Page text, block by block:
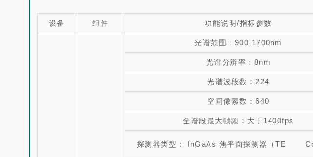
设备 组件 功能说明/指标参数
光谱范围：900-1700nm
光谱分辨率：8nm
光谱波段数：224
空间像素数：640
全谱段最大帧频：大于1400fps
探测器类型： InGaAs 焦平面探测器（TE